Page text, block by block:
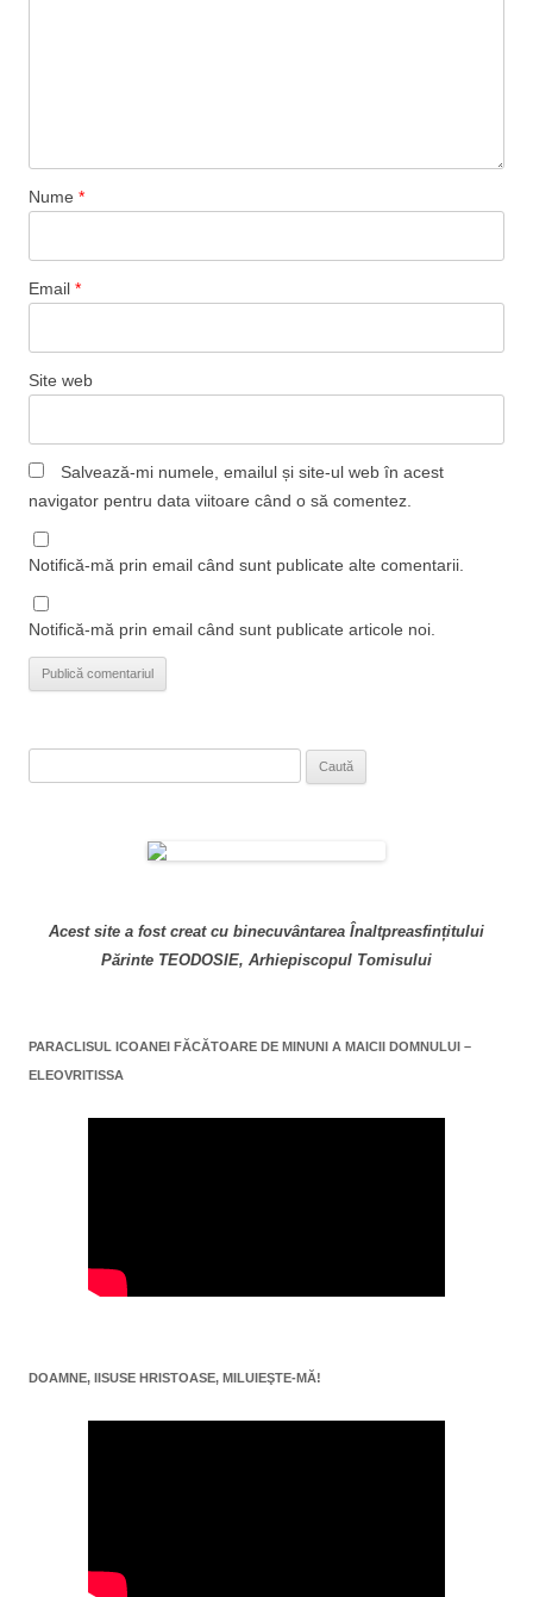
Nume *
Email *
Site web
Salvează-mi numele, emailul și site-ul web în acest
navigator pentru data viitoare când o să comentez.
Notifică-mă prin email când sunt publicate alte comentarii.
Notifică-mă prin email când sunt publicate articole noi.
Acest site a fost creat cu binecuvântarea Înaltpreasfințitului
Părinte TEODOSIE, Arhiepiscopul Tomisului
PARACLISUL ICOANEI FĂCĂTOARE DE MINUNI A MAICII DOMNULUI –
ELEOVRITISSA
DOAMNE, IISUSE HRISTOASE, MILUIEŞTE-MĂ!